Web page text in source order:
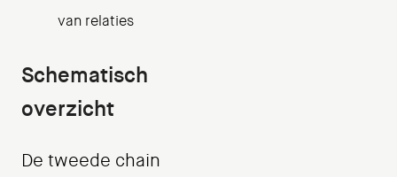
van relaties
Schematisch
overzicht
De tweede chain